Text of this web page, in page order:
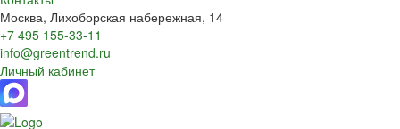
Москва, Лихоборская набережная, 14
+7 495 155-33-11
info@greentrend.ru
Личный кабинет